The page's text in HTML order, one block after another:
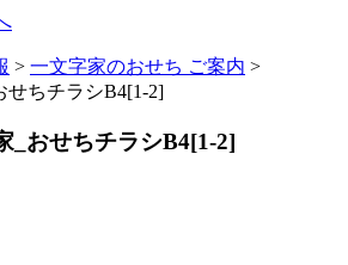
> 一文字家のおせち ご案内 >
せちチラシB4[1-2]
_おせちチラシB4[1-2]